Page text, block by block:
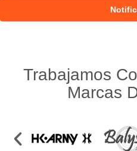
Trabajamos
Marcas